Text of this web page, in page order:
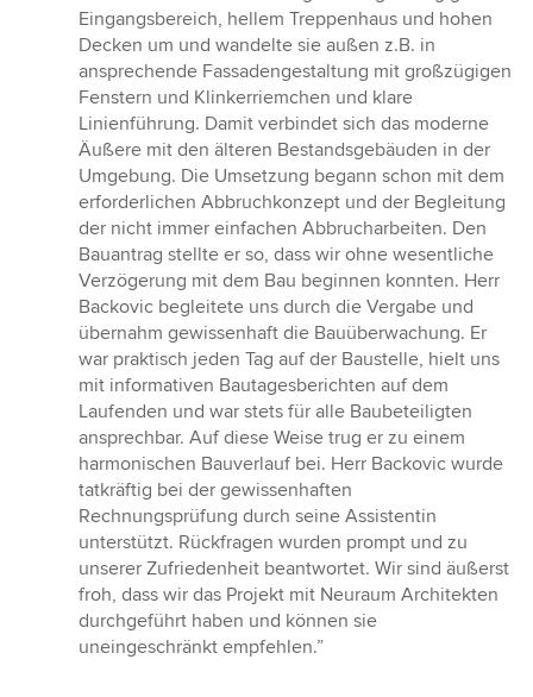
Eingangsbereich, hellem Treppenhaus und hohen
Decken um und wandelte sie außen z.B. in
ansprechende Fassadengestaltung mit großzügigen
Fenstern und Klinkerriemchen und klare
Linienführung. Damit verbindet sich das moderne
Äußere mit den älteren Bestandsgebäuden in der
Umgebung. Die Umsetzung begann schon mit dem
erforderlichen Abbruchkonzept und der Begleitung
der nicht immer einfachen Abbrucharbeiten. Den
Bauantrag stellte er so, dass wir ohne wesentliche
Verzögerung mit dem Bau beginnen konnten. Herr
Backovic begleitete uns durch die Vergabe und
übernahm gewissenhaft die Bauüberwachung. Er
war praktisch jeden Tag auf der Baustelle, hielt uns
mit informativen Bautagesberichten auf dem
Laufenden und war stets für alle Baubeteiligten
ansprechbar. Auf diese Weise trug er zu einem
harmonischen Bauverlauf bei. Herr Backovic wurde
tatkräftig bei der gewissenhaften
Rechnungsprüfung durch seine Assistentin
unterstützt. Rückfragen wurden prompt und zu
unserer Zufriedenheit beantwortet. Wir sind äußerst
froh, dass wir das Projekt mit Neuraum Architekten
durchgeführt haben und können sie
uneingeschränkt empfehlen.”